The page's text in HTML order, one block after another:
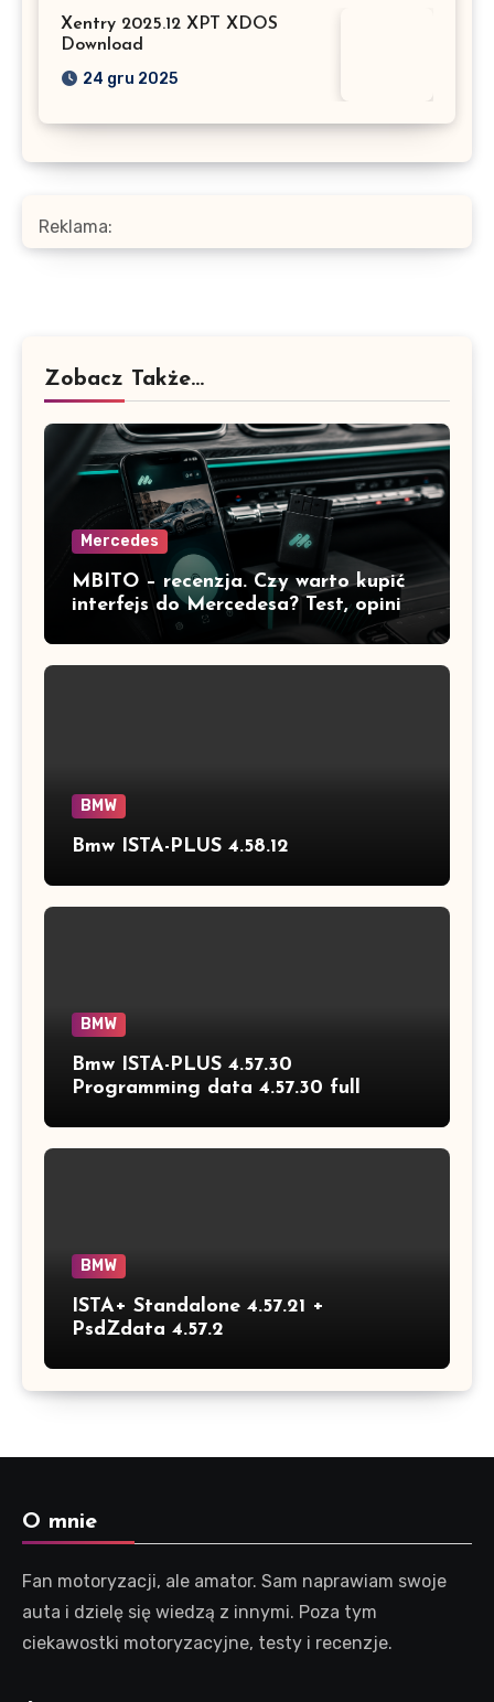
Xentry 2025.12 XPT XDOS
Download
24 gru 2025
Reklama:
Zobacz Także...
Mercedes
MBITO – recenzja. Czy warto kupić
interfejs do Mercedesa? Test, opinia
i możliwości kodowania
BMW
Bmw ISTA-PLUS 4.58.12
BMW
Bmw ISTA-PLUS 4.57.30
Programming data 4.57.30 full
BMW
ISTA+ Standalone 4.57.21 +
PsdZdata 4.57.2
O mnie
Fan motoryzacji, ale amator. Sam naprawiam swoje
auta i dzielę się wiedzą z innymi. Poza tym
ciekawostki motoryzacyjne, testy i recenzje.